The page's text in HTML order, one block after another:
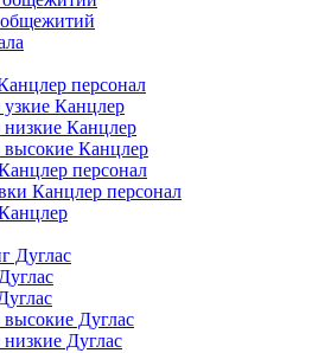
персонал
Канцлер
Канцлер
Канцлер
персонал
Канцлер персонал
Дуглас
Дуглас
Дуглас